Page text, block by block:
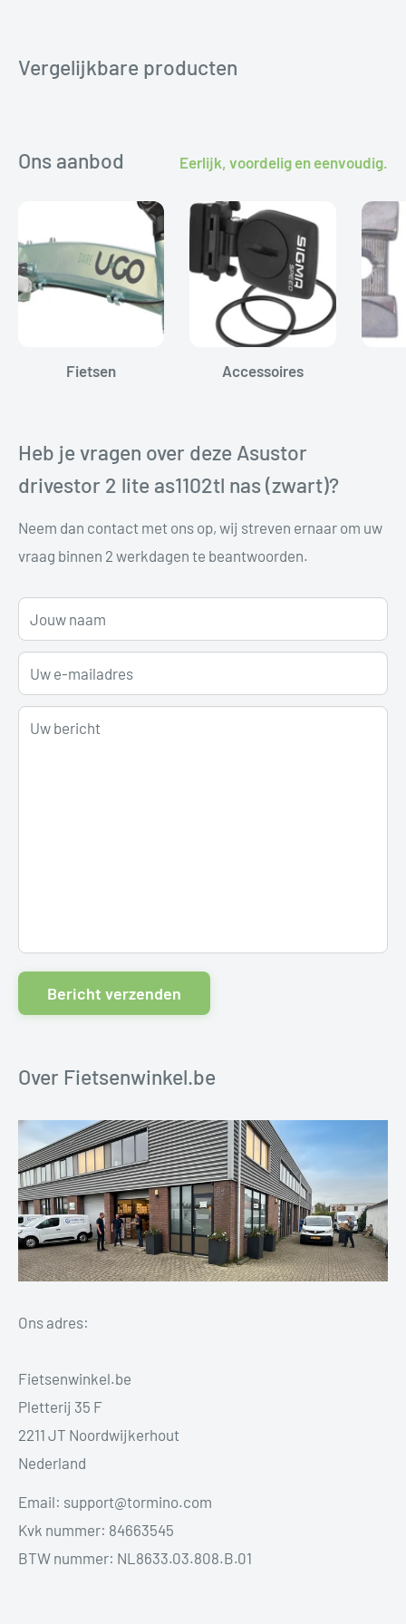
Vergelijkbare producten
Ons aanbod Eerlijk, voordelig en eenvoudig.
Fietsen Accessoires
Heb je vragen over deze Asustor
drivestor 2 lite as1102tl nas (zwart)?
Neem dan contact met ons op, wij streven ernaar om uw
vraag binnen 2 werkdagen te beantwoorden.
Jouw naam
Uw e-mailadres
Uw bericht
Bericht verzenden
Over Fietsenwinkel.be
Ons adres:
Fietsenwinkel.be
Pletterij 35 F
2211 JT Noordwijkerhout
Nederland
Email: support@tormino.com
Kvk nummer: 84663545
BTW nummer: NL8633.03.808.B.01